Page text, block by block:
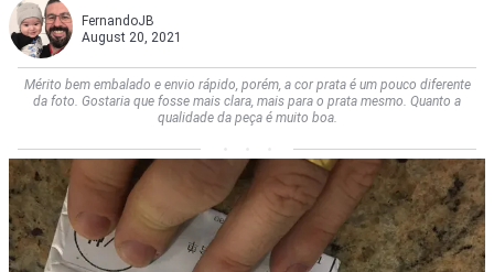
FernandoJB
August 20, 2021
Mérito bem embalado e envio rápido, porém, a cor prata é um pouco diferente
da foto. Gostaria que fosse mais clara, mais para o prata mesmo. Quanto a
qualidade da peça é muito boa.